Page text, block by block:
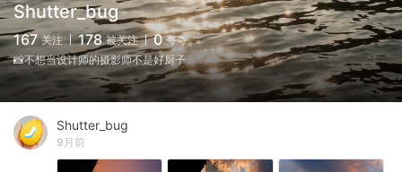
Shutter_bug
167 关注 178 被关注 0 夸夸
📸不想当设计师的摄影师不是好厨子
Shutter_bug
9月前